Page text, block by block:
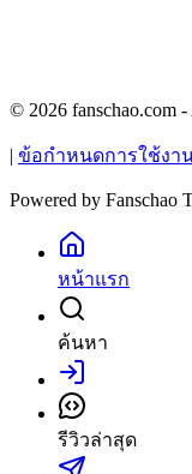
© 2026 fanschao.com
ข้อกำหนดการใช้งา
Powered by Fanschao
หน้าแรก
ค้นหา
เข้าสู่ระบบ
รีวิวล่าสุด